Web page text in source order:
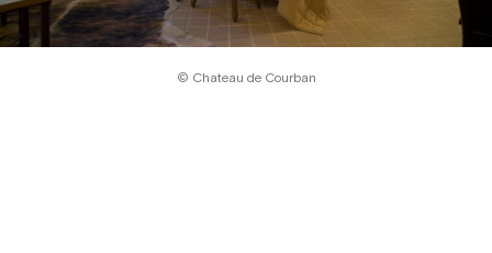
© Chateau de Courban